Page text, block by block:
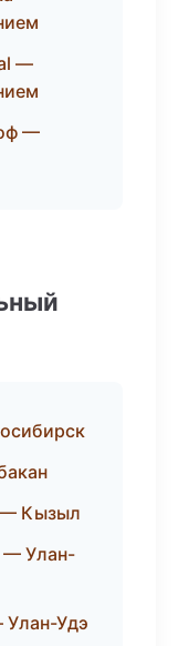
—
—
— Кызыл
— Улан-
Удэ